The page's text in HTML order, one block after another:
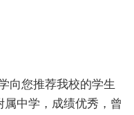
向您推荐我校的学生
中学，成绩优秀，曾